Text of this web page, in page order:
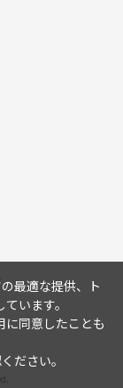
最適な提供、ト
います。
同意したことも
ださい。